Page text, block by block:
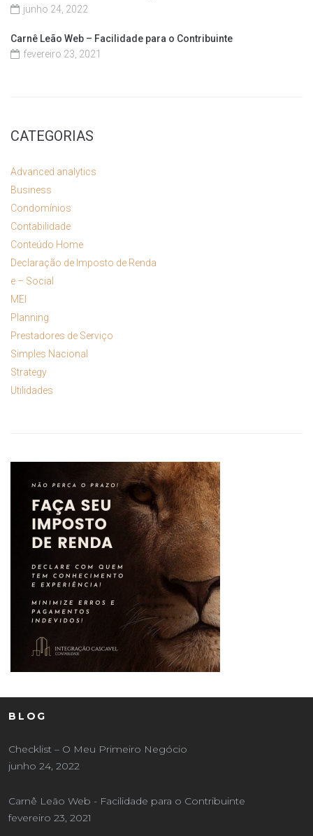
junho 24, 2022
Carnê Leão Web – Facilidade para o Contribuinte
fevereiro 23, 2021
CATEGORIAS
Advanced analytics
Business
Condomínios
Contabilidade
Conteúdo Home
Declaração de Imposto de Renda
e – Social
MEI
Planning
Prestadores de Serviço
Simples Nacional
Strategy
Utilidades
BLOG
Checklist – O Meu Primeiro Negócio
junho 24, 2022
Carnê Leão Web - Facilidade para o Contribuinte
fevereiro 23, 2021